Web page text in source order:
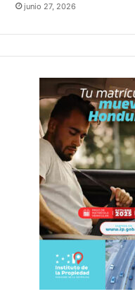
junio 27, 2026